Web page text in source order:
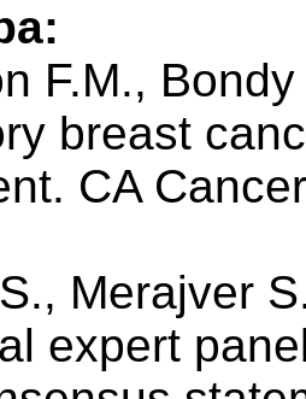
F.M.,
breast
CA
Merajver
expert